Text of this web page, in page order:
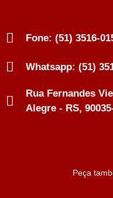
Fone: (51) 3516-
Whatsapp: (51)
Rua Fernandes
Alegre - RS,
Peça